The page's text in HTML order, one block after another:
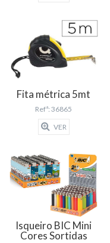
Fita métrica 5mt
Refª: 36865
VER
Isqueiro BIC Mini
Cores Sortidas